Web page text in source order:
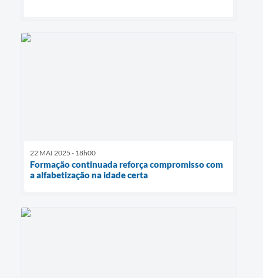
22 MAI 2025 - 18h00
Formação continuada reforça compromisso com
a alfabetização na idade certa